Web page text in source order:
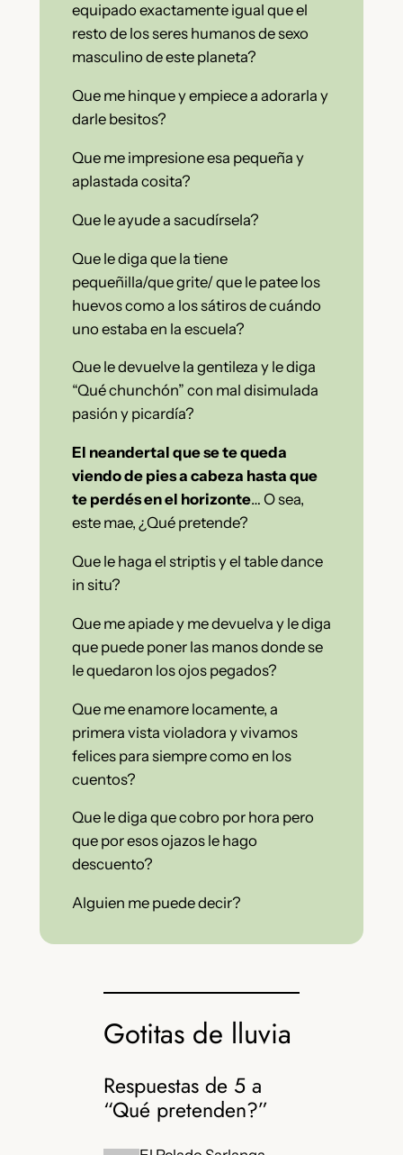
equipado exactamente igual que el
resto de los seres humanos de sexo
masculino de este planeta?
Que me hinque y empiece a adorarla y
darle besitos?
Que me impresione esa pequeña y
aplastada cosita?
Que le ayude a sacudírsela?
Que le diga que la tiene
pequeñilla/que grite/ que le patee los
huevos como a los sátiros de cuándo
uno estaba en la escuela?
Que le devuelve la gentileza y le diga
“Qué chunchón” con mal disimulada
pasión y picardía?
El neandertal que se te queda
viendo de pies a cabeza hasta que
te perdés en el horizonte… O sea,
este mae, ¿Qué pretende?
Que le haga el striptis y el table dance
in situ?
Que me apiade y me devuelva y le diga
que puede poner las manos donde se
le quedaron los ojos pegados?
Que me enamore locamente, a
primera vista violadora y vivamos
felices para siempre como en los
cuentos?
Que le diga que cobro por hora pero
que por esos ojazos le hago
descuento?
Alguien me puede decir?
Gotitas de lluvia
Respuestas de 5 a
“Qué pretenden?”